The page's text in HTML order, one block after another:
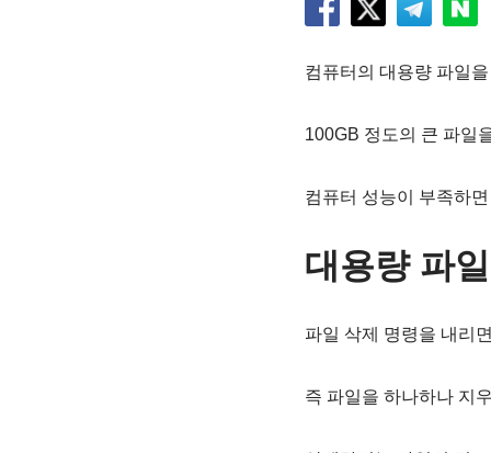
컴퓨터의 대용량 파일
100GB 정도의 큰 파일
컴퓨터 성능이 부족하
대용량 파
파일 삭제 명령을 내리
즉 파일을 하나하나 지